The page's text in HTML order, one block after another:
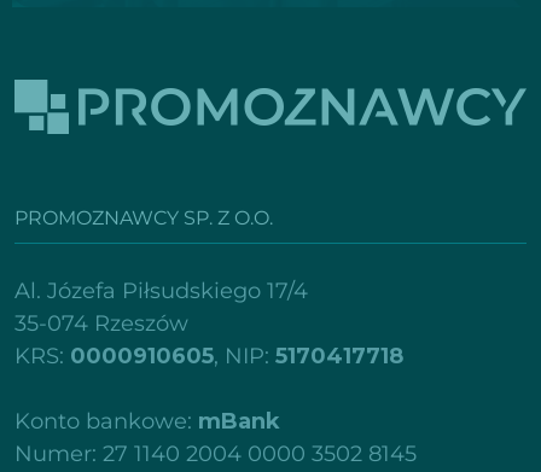
PROMOZNAWCY SP. Z O.O.
Al. Józefa Piłsudskiego 17/4
35-074 Rzeszów
KRS: 0000910605, NIP: 5170417718
Konto bankowe: mBank
Numer: 27 1140 2004 0000 3502 8145